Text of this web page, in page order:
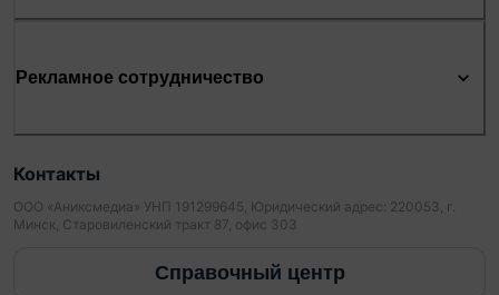
Рекламное сотрудничество
Контакты
ООО «Аниксмедиа» УНП 191299645, Юридический адрес: 220053, г.
Минск, Старовиленский тракт 87, офис 303
Справочный центр